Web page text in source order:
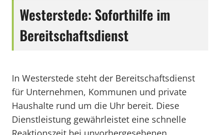
Westerstede: Soforthilfe im
Bereitschaftsdienst
In Westerstede steht der Bereitschaftsdienst
für Unternehmen, Kommunen und private
Haushalte rund um die Uhr bereit. Diese
Dienstleistung gewährleistet eine schnelle